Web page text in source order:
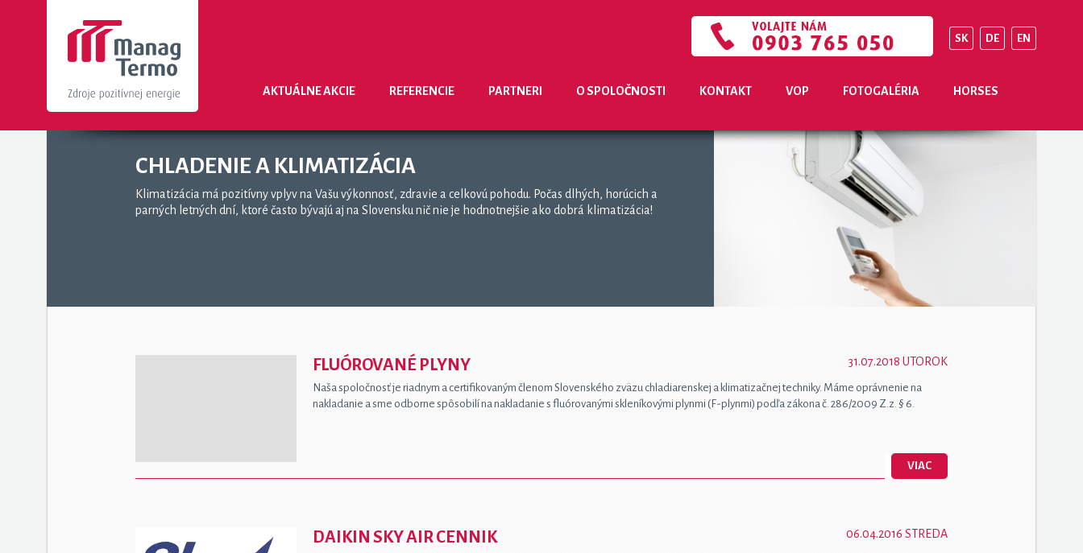
SK DE EN
AKTUÁLNE AKCIE REFERENCIE PARTNERI O SPOLOČNOSTI KONTAKT VOP FOTOGALÉRIA HORSES
CHLADENIE A KLIMATIZÁCIA
Klimatizácia má pozitívny vplyv na Vašu výkonnosť, zdravie a celkovú pohodu. Počas dlhých, horúcich a
parných letných dní, ktoré často bývajú aj na Slovensku nič nie je hodnotnejšie ako dobrá klimatizácia!
VIAC
31.07.2018 UTOROK
FLUÓROVANÉ PLYNY
Naša spoločnosť je riadnym a certifikovaným členom Slovenského zväzu chladiarenskej a klimatizačnej techniky. Máme oprávnenie na
nakladanie a sme odborne spôsobilí na nakladanie s fluórovanými skleníkovými plynmi (F-plynmi) podľa zákona č. 286/2009 Z.z. § 6.
06.04.2016 STREDA
DAIKIN SKY AIR CENNIK